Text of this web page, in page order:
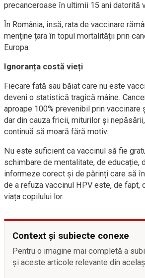
precanceroase în ultimii 15 ani datorită
În România, însă, rata de vaccinare
menține țara în topul mortalității prin
Europa.
Ignoranța costă vieți
Fiecare fată sau băiat care nu este
deveni o statistică tragică mâine.
aproape 100% prevenibil prin vaccinare
dar din cauza fricii, miturilor și
continuă să moară fără motiv.
Nu este suficient ca vaccinul să fie
schimbare de mentalitate, de educație,
informeze corect și de părinți care să
de a refuza vaccinul HPV este, de fapt,
viața copilului lor.
Context și subiecte conexe
Pentru o imagine mai completă a
și aceste articole relevante din